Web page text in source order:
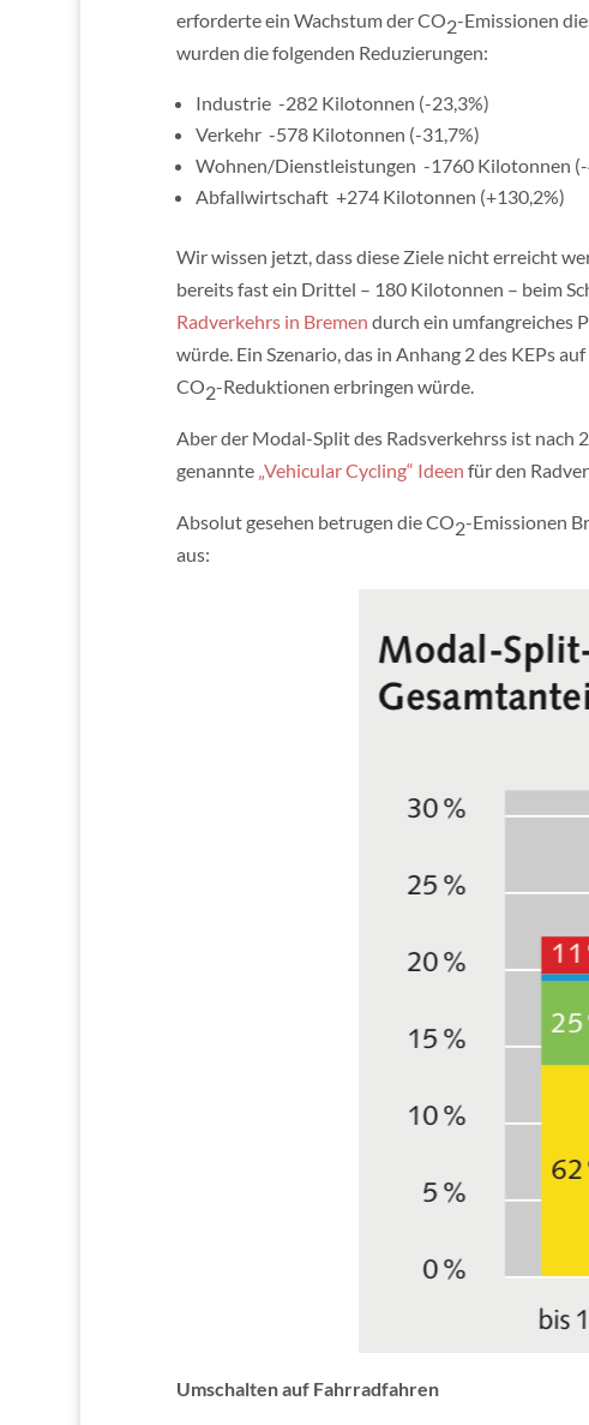
erforderte ein Wachstum der CO2-Emissionen
wurden die folgenden Reduzierungen:
Industrie -282 Kilotonnen (-23,3%)
Verkehr -578 Kilotonnen (-31,7%)
Wohnen/Dienstleistungen -1760 Kilotonnen
Abfallwirtschaft +274 Kilotonnen (+130,2%)
Wir wissen jetzt, dass diese Ziele nicht erreicht
bereits fast ein Drittel – 180 Kilotonnen – beim
Radverkehrs in Bremen durch ein umfangreiches
würde. Ein Szenario, das in Anhang 2 des KEPs
CO2-Reduktionen erbringen würde.
Aber der Modal-Split des Radsverkehrss ist
genannte „Vehicular Cycling“ Ideen für den
Absolut gesehen betrugen die CO2-Emissionen
aus:
Umschalten auf Fahrradfahren